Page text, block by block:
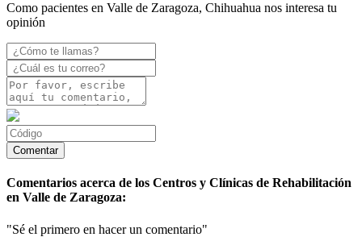
Como pacientes en Valle de Zaragoza, Chihuahua nos interesa tu
opinión
Comentarios acerca de los Centros y Clínicas de Rehabilitación
en Valle de Zaragoza:
"Sé el primero en hacer un comentario"